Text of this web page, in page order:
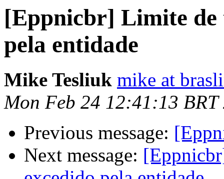
[Eppnicbr] Limite de
pela entidade
Mike Tesliuk mike at
Mon Feb 24 12:41:13 BRT
Previous message:
Next message: